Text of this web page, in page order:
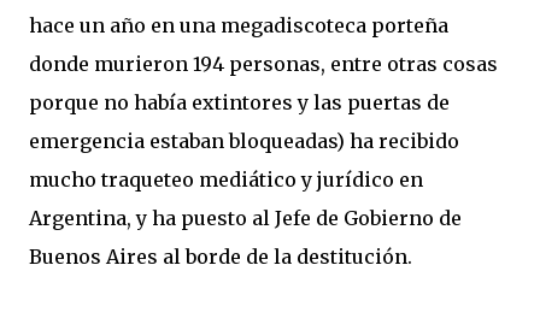
hace un año en una megadiscoteca porteña
donde murieron 194 personas, entre otras cosas
porque no había extintores y las puertas de
emergencia estaban bloqueadas) ha recibido
mucho traqueteo mediático y jurídico en
Argentina, y ha puesto al Jefe de Gobierno de
Buenos Aires al borde de la destitución.